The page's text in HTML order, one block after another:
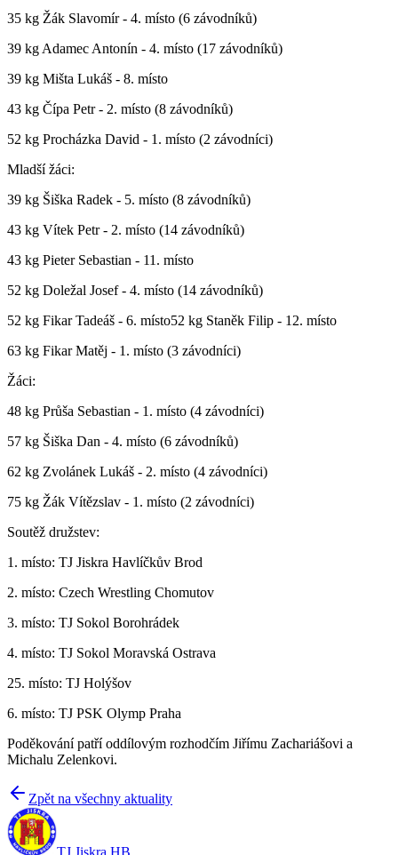
35 kg Žák Slavomír - 4. místo (6 závodníků)
39 kg Adamec Antonín - 4. místo (17 závodníků)
39 kg Mišta Lukáš - 8. místo
43 kg Čípa Petr - 2. místo (8 závodníků)
52 kg Procházka David - 1. místo (2 závodníci)
Mladší žáci:
39 kg Šiška Radek - 5. místo (8 závodníků)
43 kg Vítek Petr - 2. místo (14 závodníků)
43 kg Pieter Sebastian - 11. místo
52 kg Doležal Josef - 4. místo (14 závodníků)
52 kg Fikar Tadeáš - 6. místo52 kg Staněk Filip - 12. místo
63 kg Fikar Matěj - 1. místo (3 závodníci)
Žáci:
48 kg Průša Sebastian - 1. místo (4 závodníci)
57 kg Šiška Dan - 4. místo (6 závodníků)
62 kg Zvolánek Lukáš - 2. místo (4 závodníci)
75 kg Žák Vítězslav - 1. místo (2 závodníci)
Soutěž družstev:
1. místo: TJ Jiskra Havlíčkův Brod
2. místo: Czech Wrestling Chomutov
3. místo: TJ Sokol Borohrádek
4. místo: TJ Sokol Moravská Ostrava
25. místo: TJ Holýšov
6. místo: TJ PSK Olymp Praha
Poděkování patří oddílovým rozhodčím Jiřímu Zachariášovi a
Michalu Zelenkovi.
Zpět na všechny aktuality
TJ Jiskra HB